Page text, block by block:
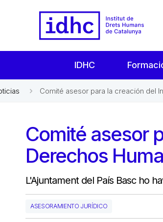
IDHC
Comité asesor para la creación del
Comité asesor
Derechos
L'Ajuntament del País Basc ho
ASESORAMIENTO JURÍDICO